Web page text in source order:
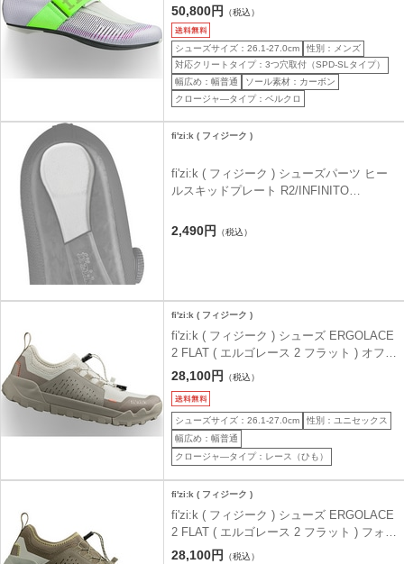
CARBON ( トランジィーロ ハイドラ エア
ロウィーブカーボン ) ライトバイオレット/
ネオングリーン 41.0 ( 26.4cm )
50,800円 （税込）
シューズサイズ：26.1-27.0cm
性別：メンズ
対応クリートタイプ：3つ穴取付（SPD-SLタイプ）
幅広め：幅普通
ソール素材：カーボン
クロージャ―タイプ：ベルクロ
fi'zi:k ( フィジーク )
fi'zi:k ( フィジーク ) シューズパーツ ヒー
ルスキッドプレート R2/INFINITO
2,490円 （税込）
fi'zi:k ( フィジーク )
fi'zi:k ( フィジーク ) シューズ ERGOLACE
2 FLAT ( エルゴレース 2 フラット ) オフホ
ワイト 41.0 ( 26.4cm )
28,100円 （税込）
シューズサイズ：26.1-27.0cm
性別：ユニセックス
幅広め：幅普通
クロージャ―タイプ：レース（ひも）
fi'zi:k ( フィジーク )
fi'zi:k ( フィジーク ) シューズ ERGOLACE
2 FLAT ( エルゴレース 2 フラット ) フォレ
ストグリーン/キャメル 40.0 ( 25.7cm )
28,100円 （税込）